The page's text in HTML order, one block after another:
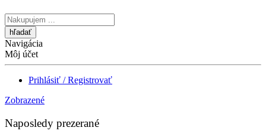
Vyhľadávanie
tu
Navigácia
Môj účet
Prihlásiť / Registrovať
Zobrazené
Naposledy prezerané